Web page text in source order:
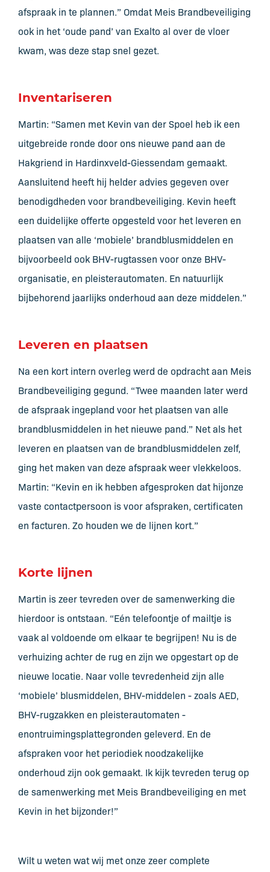
afspraak in te plannen.” Omdat Meis Brandbeveiliging
ook in het ‘oude pand’ van Exalto al over de vloer
kwam, was deze stap snel gezet.
Inventariseren
Martin: “Samen met Kevin van der Spoel heb ik een
uitgebreide ronde door ons nieuwe pand aan de
Hakgriend in Hardinxveld-Giessendam gemaakt.
Aansluitend heeft hij helder advies gegeven over
benodigdheden voor brandbeveiliging. Kevin heeft
een duidelijke offerte opgesteld voor het leveren en
plaatsen van alle ‘mobiele’ brandblusmiddelen en
bijvoorbeeld ook BHV-rugtassen voor onze BHV-
organisatie, en pleisterautomaten. En natuurlijk
bijbehorend jaarlijks onderhoud aan deze middelen.”
Leveren en plaatsen
Na een kort intern overleg werd de opdracht aan Meis
Brandbeveiliging gegund. “Twee maanden later werd
de afspraak ingepland voor het plaatsen van alle
brandblusmiddelen in het nieuwe pand.” Net als het
leveren en plaatsen van de brandblusmiddelen zelf,
ging het maken van deze afspraak weer vlekkeloos.
Martin: “Kevin en ik hebben afgesproken dat hijonze
vaste contactpersoon is voor afspraken, certificaten
en facturen. Zo houden we de lijnen kort.”
Korte lijnen
Martin is zeer tevreden over de samenwerking die
hierdoor is ontstaan. “Eén telefoontje of mailtje is
vaak al voldoende om elkaar te begrijpen! Nu is de
verhuizing achter de rug en zijn we opgestart op de
nieuwe locatie. Naar volle tevredenheid zijn alle
‘mobiele’ blusmiddelen, BHV-middelen - zoals AED,
BHV-rugzakken en pleisterautomaten -
enontruimingsplattegronden geleverd. En de
afspraken voor het periodiek noodzakelijke
onderhoud zijn ook gemaakt. Ik kijk tevreden terug op
de samenwerking met Meis Brandbeveiliging en met
Kevin in het bijzonder!”
Wilt u weten wat wij met onze zeer complete